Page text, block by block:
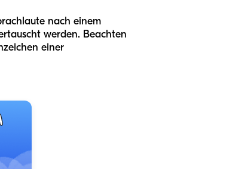
nach einem
werden. Beachten
einer